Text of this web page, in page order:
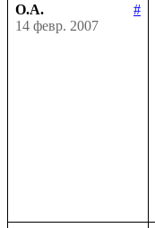
О.А.
#
14 февр. 2007